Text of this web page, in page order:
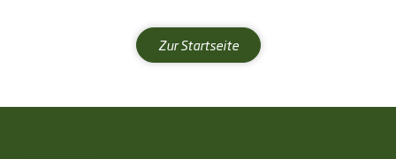
Zur Startseite